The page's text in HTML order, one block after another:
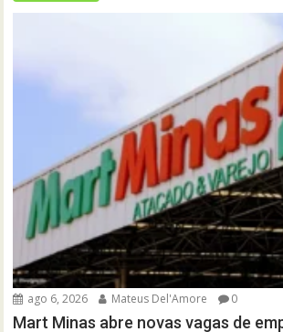
ago 6, 2026 Mateus Del'Amore 0
Mart Minas abre novas vagas de